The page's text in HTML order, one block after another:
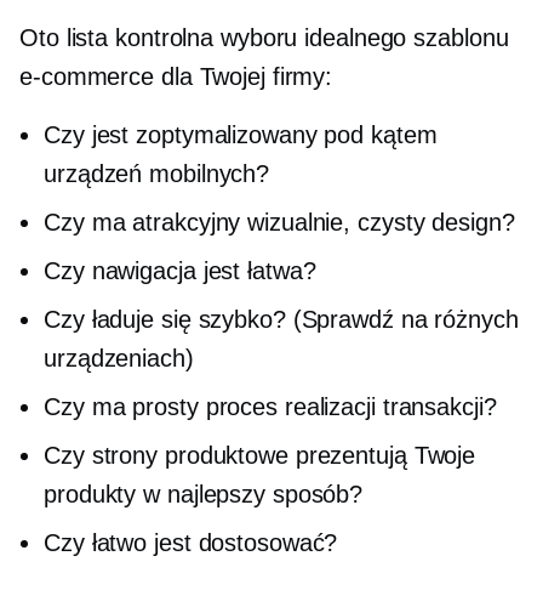
Oto lista kontrolna wyboru idealnego szablonu
e-commerce dla Twojej firmy:
Czy jest zoptymalizowany pod kątem
urządzeń mobilnych?
Czy ma atrakcyjny wizualnie, czysty design?
Czy nawigacja jest łatwa?
Czy ładuje się szybko? (Sprawdź na różnych
urządzeniach)
Czy ma prosty proces realizacji transakcji?
Czy strony produktowe prezentują Twoje
produkty w najlepszy sposób?
Czy łatwo jest dostosować?